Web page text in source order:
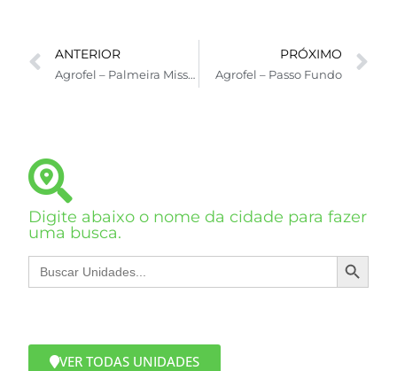
ANTERIOR
Agrofel – Palmeira Missões B
PRÓXIMO
Agrofel – Passo Fundo
Digite abaixo o nome da cidade para fazer
uma busca.
Search
for:
SEARCH BUTTON
VER TODAS UNIDADES